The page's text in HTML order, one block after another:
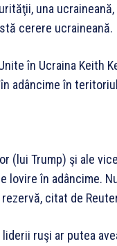
una
cerere ucraineană.
în Ucraina Keith
adâncime în
(lui Trump) şi ale
lovire în adâncime.
citat de
ruşi ar putea